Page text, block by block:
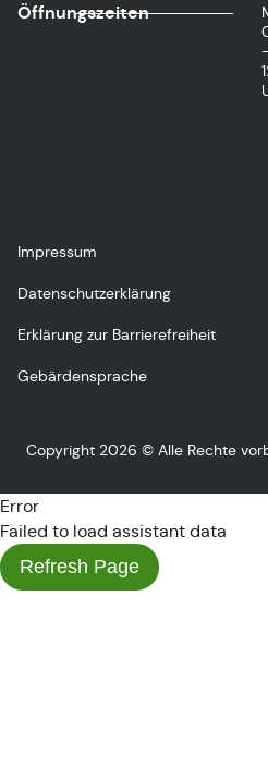
Öffnungszeiten
-
Impressum
Datenschutzerklärung
Erklärung zur Barrierefreiheit
Gebärdensprache
Copyright 2026 © Alle Rechte
Error
Failed to load assistant data
Refresh Page